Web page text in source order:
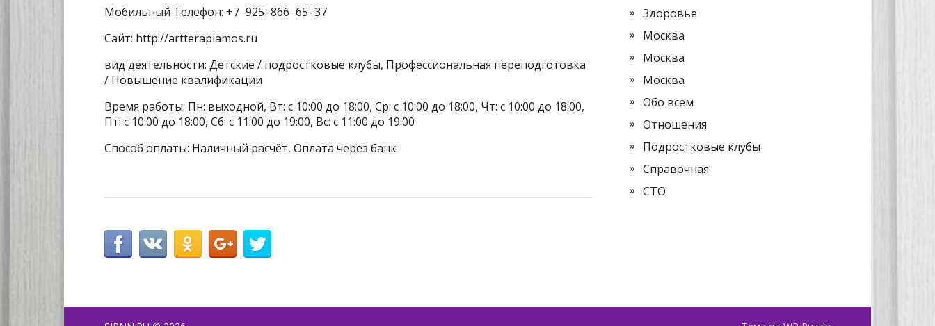
Мобильный Телефон: +7‒925‒866‒65‒37
Сайт: http://artterapiamos.ru
вид деятельности: Детские / подростковые клубы, Профессиональная переподготовка
/ Повышение квалификации
Время работы: Пн: выходной, Вт: с 10:00 до 18:00, Ср: с 10:00 до 18:00, Чт: с 10:00 до 18:00,
Пт: с 10:00 до 18:00, Сб: с 11:00 до 19:00, Вс: с 11:00 до 19:00
Способ оплаты: Наличный расчёт, Оплата через банк
Здоровье
Москва
Москва
Москва
Обо всем
Отношения
Подростковые клубы
Справочная
СТО